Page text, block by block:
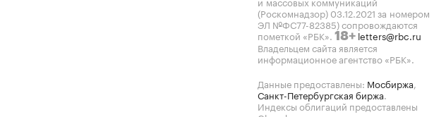
(Роскомнадзор) 03.12.2021 за номером
ЭЛ №ФС77-82385) сопровождаются
пометкой «РБК». 18+ letters@rbc.ru
Владельцем сайта является
информационное агентство «РБК».
Данные предоставлены: Мосбиржа,
Санкт-Петербургская биржа.
Индексы облигаций предоставлены